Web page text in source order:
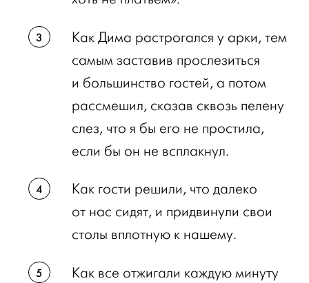
Как Дима растрогался у арки, тем
самым заставив прослезиться
и большинство гостей, а потом
рассмешил, сказав сквозь пелену
слез, что я бы его не простила,
если бы он не всплакнул.
Как гости решили, что далеко
от нас сидят, и придвинули свои
столы вплотную к нашему.
Как все отжигали каждую минуту